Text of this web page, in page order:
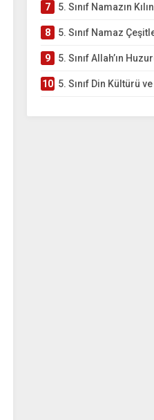
7 5. Sınıf Namazın
8 5. Sınıf Namaz
9 5. Sınıf Allah’ın Huzurunda
10 5. Sınıf Din Kültürü ve Ahlak Bilgisi